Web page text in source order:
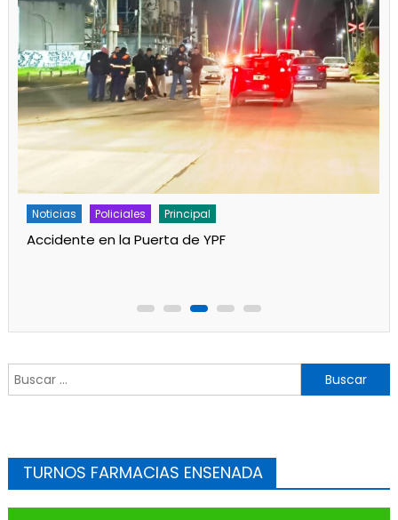
Policiales Principal
Un partido de fútbol en Progreso terminó con
Buscar:
TURNOS FARMACIAS ENSENADA